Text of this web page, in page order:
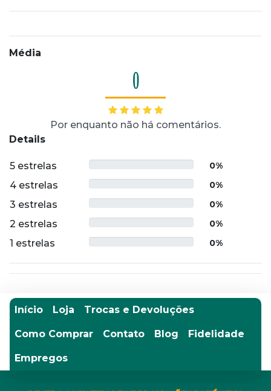
Média
0
Por enquanto não há comentários.
Details
5 estrelas 0%
4 estrelas 0%
3 estrelas 0%
2 estrelas 0%
1 estrelas 0%
Início Loja Trocas e Devoluções
Como Comprar Contato Blog Fidelidade
Empregos